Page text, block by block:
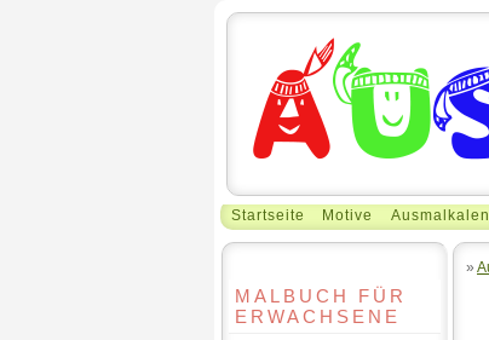
Startseite Motive
MALBUCH FÜR
ERWACHSENE
»